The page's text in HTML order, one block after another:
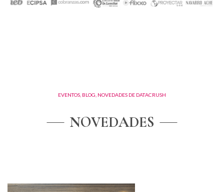
EVENTOS, BLOG, NOVEDADES DE DATACRUSH
NOVEDADES